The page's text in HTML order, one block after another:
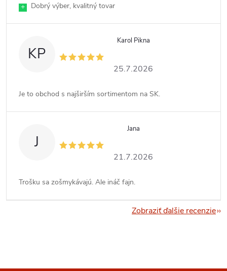
+ Dobrý výber, kvalitný tovar
KP
Karol Pikna
25.7.2026
Je to obchod s najširším sortimentom na SK.
J
Jana
21.7.2026
Trošku sa zošmykávajú. Ale ináč fajn.
Zobraziť ďalšie recenzie